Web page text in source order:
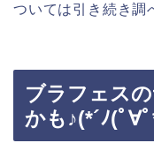
ついては引き続き調
ブラフェス
かも♪(*´ﾉ(ﾟ∀